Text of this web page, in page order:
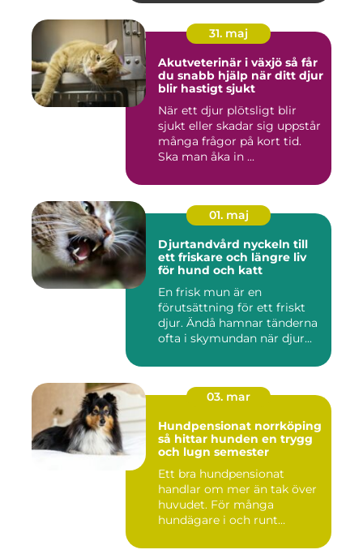
31. maj
Akutveterinär i växjö så får
du snabb hjälp när ditt djur
blir hastigt sjukt
När ett djur plötsligt blir
sjukt eller skadar sig uppstår
många frågor på kort tid.
Ska man åka in ...
01. maj
Djurtandvård nyckeln till
ett friskare och längre liv
för hund och katt
En frisk mun är en
förutsättning för ett friskt
djur. Ändå hamnar tänderna
ofta i skymundan när djur...
03. mar
Hundpensionat norrköping
så hittar hunden en trygg
och lugn semester
Ett bra hundpensionat
handlar om mer än tak över
huvudet. För många
hundägare i och runt